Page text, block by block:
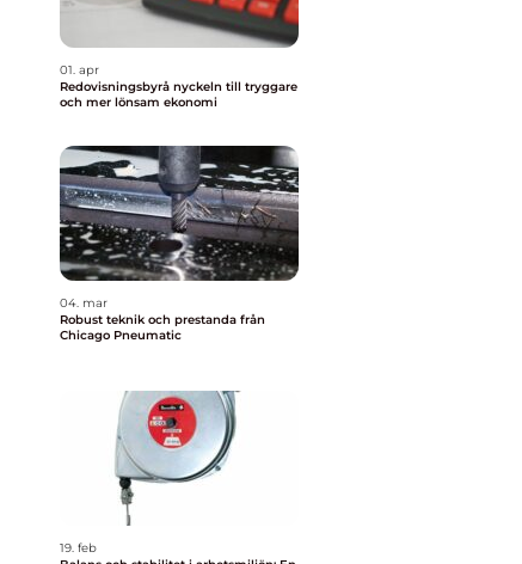
01. apr
Redovisningsbyrå nyckeln till tryggare
och mer lönsam ekonomi
04. mar
Robust teknik och prestanda från
Chicago Pneumatic
19. feb